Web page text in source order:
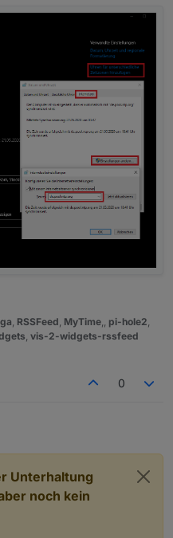
, RSSFeed, MyTime,, pi-hole2,
, vis-2-widgets-rssfeed
0
Unterhaltung
noch kein